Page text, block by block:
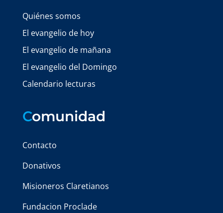
Quiénes somos
El evangelio de hoy
El evangelio de mañana
El evangelio del Domingo
Calendario lecturas
Comunidad
Contacto
Donativos
Misioneros Claretianos
Fundacion Proclade